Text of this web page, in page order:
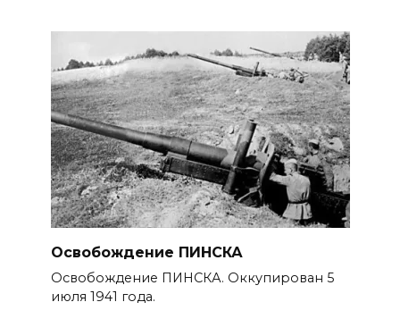
Освобождение ПИНСКА
Освобождение ПИНСКА. Оккупирован 5
июля 1941 года.